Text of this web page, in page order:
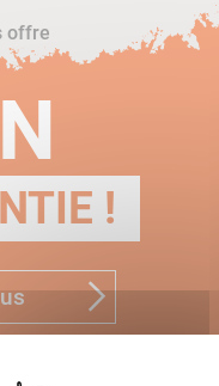
offre
!